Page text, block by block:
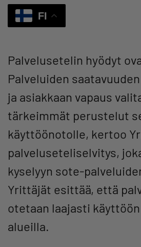
FI
Palvelusetelin hyödyt
Palveluiden
ja asiakkaan vapaus
tärkeimmät perustelut
käyttöönotolle, kertoo
palveluseteliselvitys,
kyselyyn sote-
Yrittäjät esittää, että
otetaan laajasti
alueilla.